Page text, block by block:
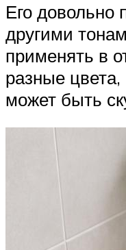
Его довольно
другими
применять в
разные
может быть